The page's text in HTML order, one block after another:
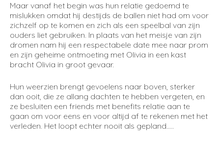
Maar vanaf het begin was hun relatie gedoemd te
mislukken omdat hij destijds de ballen niet had om voor
zichzelf op te komen en zich als een speelbal van zijn
ouders liet gebruiken. In plaats van het meisje van zijn
dromen nam hij een respectabele date mee naar prom
en zijn geheime ontmoeting met Olivia in een kast
bracht Olivia in groot gevaar.
Hun weerzien brengt gevoelens naar boven, sterker
dan ooit, die ze allang dachten te hebben vergeten, en
ze besluiten een friends met benefits relatie aan te
gaan om voor eens en voor altijd af te rekenen met het
verleden. Het loopt echter nooit als gepland…..